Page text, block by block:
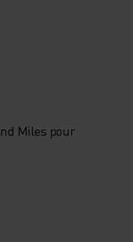
Miles pour